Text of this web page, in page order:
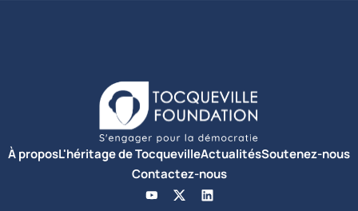
À proposL'héritage de TocquevilleActualitésSoutenez-nous
Contactez-nous